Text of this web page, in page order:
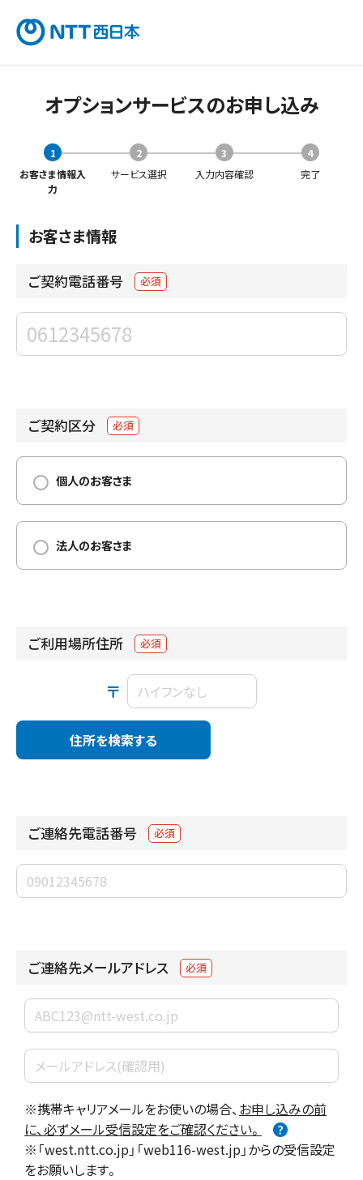
オプションサービスのお申し込み
1
お客さま情報入
力
2
サービス選択
3
入力内容確認
4
完了
お客さま情報
ご契約電話番号 必須
ご契約区分 必須
個人のお客さま
法人のお客さま
ご利用場所住所 必須
〒
住所を検索する
ご連絡先電話番号 必須
ご連絡先メールアドレス 必須
※携帯キャリアメールをお使いの場合、 お申し込みの前
に、必ずメール受信設定をご確認ください。
※「west.ntt.co.jp」「web116-west.jp」からの受信設定
をお願いします。